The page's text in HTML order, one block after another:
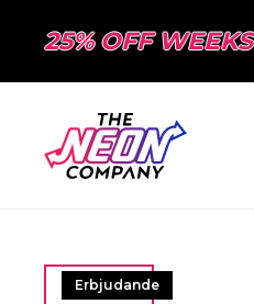
25% OFF WEEKS
Erbjudande